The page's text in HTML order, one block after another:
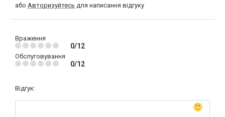
або Авторизуйтесь для написання відгуку
Враження
0/12
Обслуговування
0/12
Відгук: